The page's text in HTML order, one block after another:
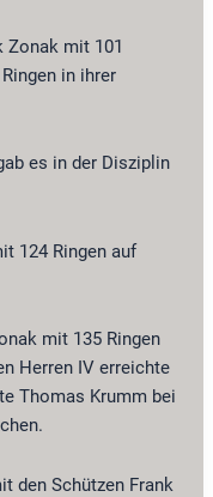
Zonak mit 101
in ihrer
es in der Disziplin
124 Ringen auf
mit 135 Ringen
Herren IV erreichte
Thomas Krumm bei
den Schützen Frank